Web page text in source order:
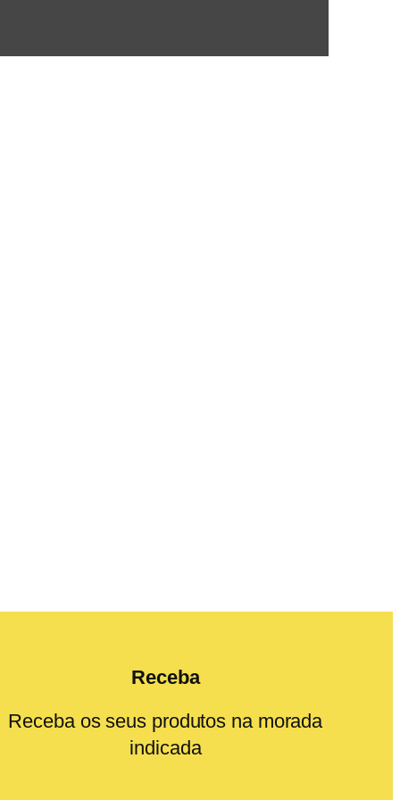
Receba
Receba os seus produtos na morada
indicada